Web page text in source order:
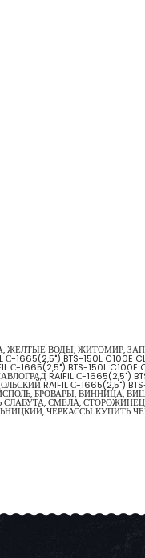
ЖЕЛТЫЕ ВОДЫ, ЖИТОМИР,
BTS-150L C100E
1665(2,5") BTS-150L C100E
RAIFIL С-1665(2,5")
RAIFIL С-1665(2,5") BTS-
БРОВАРЫ, ВИННИЦА,
СЛАВУТА, СМЕЛА,
ЧЕРКАССЫ